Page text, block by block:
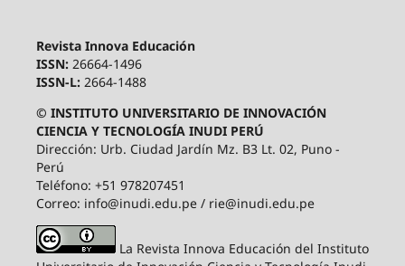
Revista Innova Educación
ISSN: 26664-1496
ISSN-L: 2664-1488
© INSTITUTO UNIVERSITARIO DE INNOVACIÓN
CIENCIA Y TECNOLOGÍA INUDI PERÚ
Dirección: Urb. Ciudad Jardín Mz. B3 Lt. 02, Puno -
Perú
Teléfono: +51 978207451
Correo: info@inudi.edu.pe / rie@inudi.edu.pe
La Revista Innova Educación del Instituto